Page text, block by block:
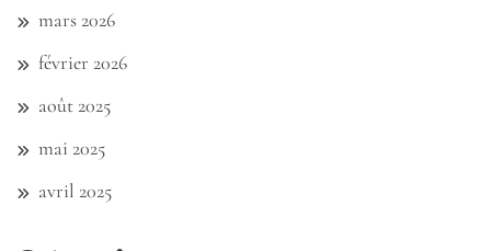
mars 2026
février 2026
août 2025
mai 2025
avril 2025